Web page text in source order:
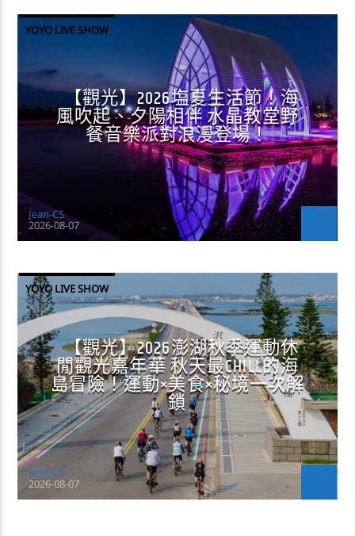
YOYO LIVE SHOW
【觀光】2026塩夏生活節！海
風吹起、夕陽相伴 水晶教堂野
餐音樂派對浪漫登場！
Jean-CS
2026-08-07
YOYO LIVE SHOW
【觀光】2026澎湖秋季運動休
閒觀光嘉年華 秋天最CHILL的海
島冒險！運動×美食×秘境一次解
鎖
Jean-CS
2026-08-07